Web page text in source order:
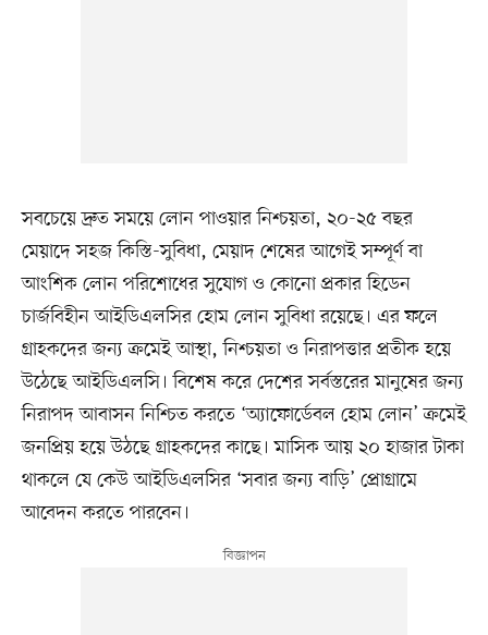
সবচেয়ে দ্রুত সময়ে লোন পাওয়ার নিশ্চয়তা, ২০-২৫ বছর
মেয়াদে সহজ কিস্তি-সুবিধা, মেয়াদ শেষের আগেই সম্পূর্ণ বা
আংশিক লোন পরিশোধের সুযোগ ও কোনো প্রকার হিডেন
চার্জবিহীন আইডিএলসির হোম লোন সুবিধা রয়েছে। এর ফলে
গ্রাহকদের জন্য ক্রমেই আস্থা, নিশ্চয়তা ও নিরাপত্তার প্রতীক হয়ে
উঠেছে আইডিএলসি। বিশেষ করে দেশের সর্বস্তরের মানুষের জন্য
নিরাপদ আবাসন নিশ্চিত করতে ‘অ্যাফোর্ডেবল হোম লোন’ ক্রমেই
জনপ্রিয় হয়ে উঠছে গ্রাহকদের কাছে। মাসিক আয় ২০ হাজার টাকা
থাকলে যে কেউ আইডিএলসির ‘সবার জন্য বাড়ি’ প্রোগ্রামে
আবেদন করতে পারবেন।